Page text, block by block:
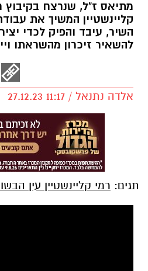
מתיאס ז"ל, שנרצח בקיבוץ
קליינשטיין המשיך את
השיר, עיבד והפיק לכדי
להשאיר זיכרון מהשראתו
אלדה נתנאל / 11:17 27.12.23
תגים: רמי קליינשטיין עין